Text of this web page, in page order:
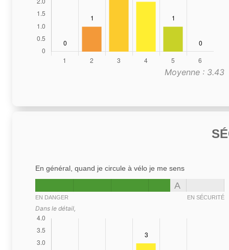
Moyenne : 3.43
En général, quand je circule à vélo je me sens
A
EN DANGER EN SÉCURITÉ
Dans le détail,